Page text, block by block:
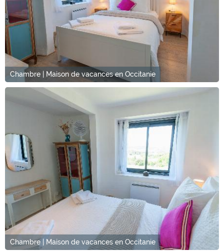
Chambre | Maison de vacances en Occitanie
Chambre | Maison de vacances en Occitanie